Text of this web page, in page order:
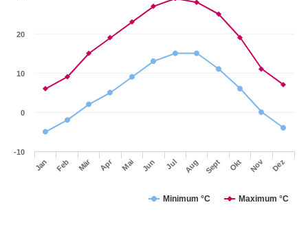
Minimum °C Maximum °C
Jan Feb Mär Apr Mai Jun Jul Aug Sept Okt Nov Dez
-10
0
10
20